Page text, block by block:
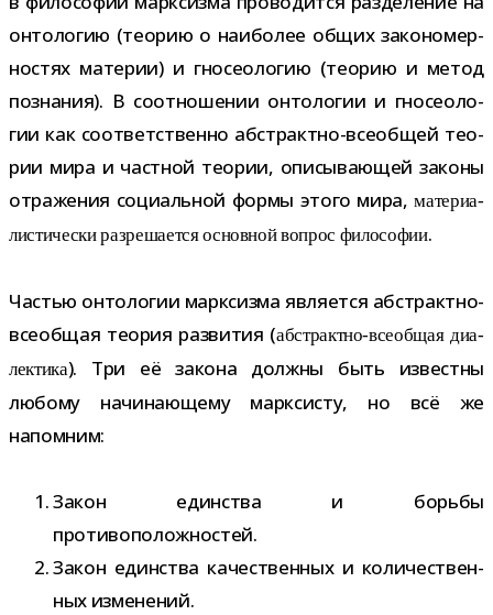
онто­ло­гию (тео­рию о наи­бо­лее общих зако­но­мер­
но­стях мате­рии) и гно­сео­ло­гию (тео­рию и метод
позна­ния). В соот­но­ше­нии онто­ло­гии и гно­сео­ло­
гии как соот­вет­ственно абстрактно-​всеобщей тео­
рии мира и част­ной тео­рии, опи­сы­ва­ю­щей законы
отра­же­ния соци­аль­ной формы этого мира,мате­ри­а­
ли­сти­че­ски раз­ре­ша­ется основ­ной вопрос фило­со­фии.
Частью онто­ло­гии марк­сизма явля­ется абстрактно-​
всеобщая тео­рия раз­ви­тия (абстрактно-​всеобщая диа­
лек­тика). Три её закона должны быть известны
любому начи­на­ю­щему марк­си­сту, но всё же
напомним:
Закон един­ства и борьбы
противоположностей.
Закон един­ства каче­ствен­ных и коли­че­ствен­
ных изменений.